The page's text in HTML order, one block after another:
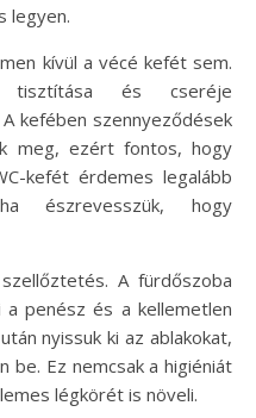
legyen.
kívül a vécé kefét sem.
tisztítása és cseréje
kefében szennyeződések
meg, ezért fontos, hogy
kefét érdemes legalább
észrevesszük, hogy
A fürdőszoba
penész és a kellemetlen
nyissuk ki az ablakokat,
be. Ez nemcsak a higiéniát
légkörét is növeli.